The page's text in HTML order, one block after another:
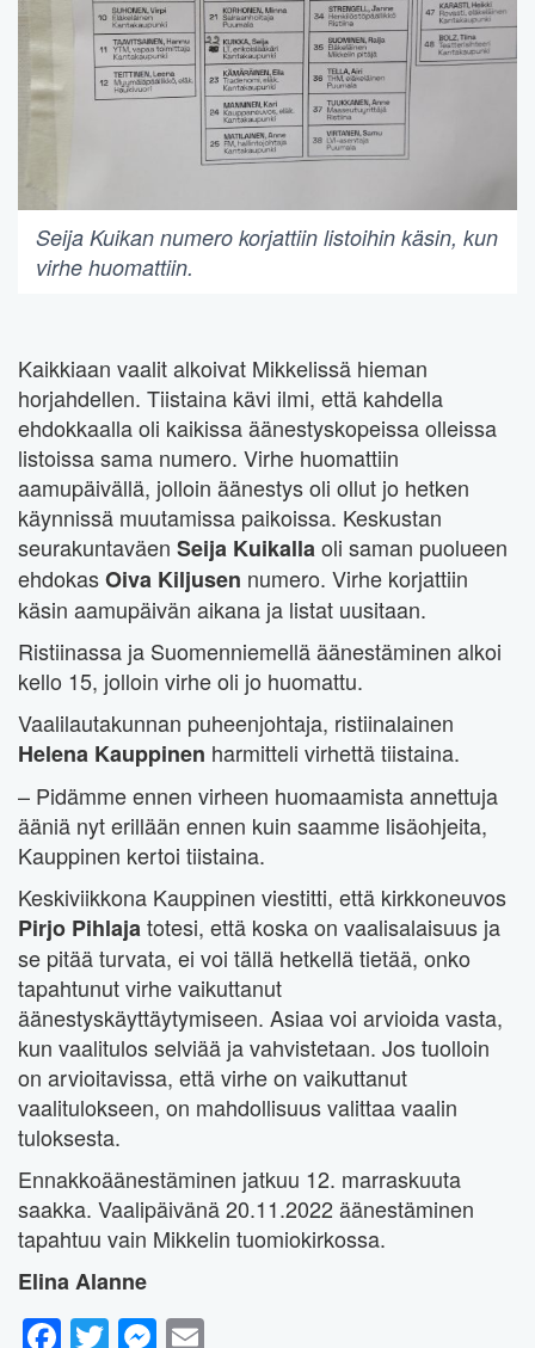
Seija Kuikan numero korjattiin listoihin käsin, kun
virhe huomattiin.
Kaikkiaan vaalit alkoivat Mikkelissä hieman
horjahdellen. Tiistaina kävi ilmi, että kahdella
ehdokkaalla oli kaikissa äänestyskopeissa olleissa
listoissa sama numero. Virhe huomattiin
aamupäivällä, jolloin äänestys oli ollut jo hetken
käynnissä muutamissa paikoissa. Keskustan
seurakuntaväen Seija Kuikallaoli saman puolueen
ehdokasOiva Kiljusen numero. Virhe korjattiin
käsin aamupäivän aikana ja listat uusitaan.
Ristiinassa ja Suomenniemellä äänestäminen alkoi
kello 15, jolloin virhe oli jo huomattu.
Vaalilautakunnan puheenjohtaja, ristiinalainen
Helena Kauppinen harmitteli virhettä tiistaina.
– Pidämme ennen virheen huomaamista annettuja
ääniä nyt erillään ennen kuin saamme lisäohjeita,
Kauppinen kertoi tiistaina.
Keskiviikkona Kauppinen viestitti, että kirkkoneuvos
Pirjo Pihlajatotesi, että koska on vaalisalaisuus ja
se pitää turvata, ei voi tällä hetkellä tietää, onko
tapahtunut virhe vaikuttanut
äänestyskäyttäytymiseen. Asiaa voi arvioida vasta,
kun vaalitulos selviää ja vahvistetaan. Jos tuolloin
on arvioitavissa, että virhe on vaikuttanut
vaalitulokseen, on mahdollisuus valittaa vaalin
tuloksesta.
Ennakkoäänestäminen jatkuu 12. marraskuuta
saakka. Vaalipäivänä 20.11.2022 äänestäminen
tapahtuu vain Mikkelin tuomiokirkossa.
Elina Alanne